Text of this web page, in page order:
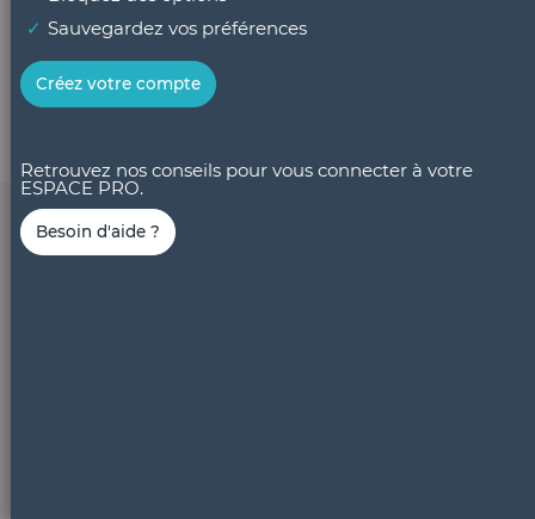
Sauvegardez vos préférences
Créez votre compte
Retrouvez nos conseils pour vous connecter à votre
ESPACE PRO.
Besoin d'aide ?